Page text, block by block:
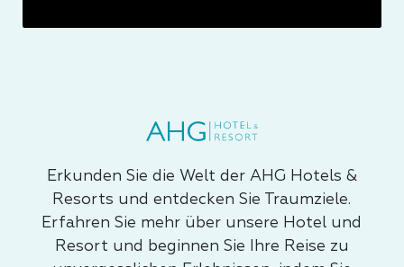
Erkunden Sie die Welt der AHG Hotels &
Resorts und entdecken Sie Traumziele.
Erfahren Sie mehr über unsere Hotel und
Resort und beginnen Sie Ihre Reise zu